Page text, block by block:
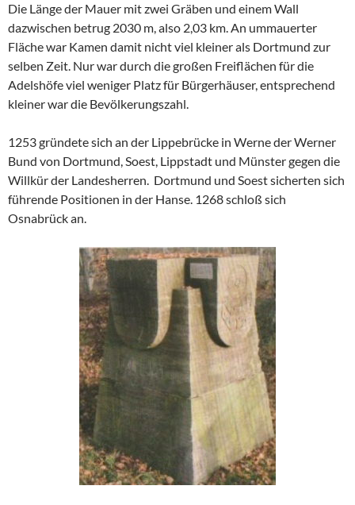
Die Länge der Mauer mit zwei Gräben und einem Wall
dazwischen betrug 2030 m, also 2,03 km. An ummauerter
Fläche war Kamen damit nicht viel kleiner als Dortmund zur
selben Zeit. Nur war durch die großen Freiflächen für die
Adelshöfe viel weniger Platz für Bürgerhäuser, entsprechend
kleiner war die Bevölkerungszahl.
1253 gründete sich an der Lippebrücke in Werne der Werner
Bund von Dortmund, Soest, Lippstadt und Münster gegen die
Willkür der Landesherren. Dortmund und Soest sicherten sich
führende Positionen in der Hanse. 1268 schloß sich
Osnabrück an.